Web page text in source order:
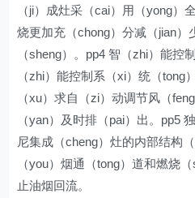
（ji）成灶采（cai）用（yong）
烧更加充（chong）分减（jian）
（sheng）。pp4 智（zhi）能控
（zhi）能控制系（xi）统（tong
（xu）求自（zi）动调节风（
（yan）及时排（pai）出。pp5
尼集成（cheng）灶的内部结构
（you）烟通（tong）道和燃烧
止油烟回流。